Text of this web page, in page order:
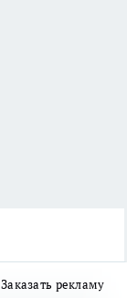
Заказать рекламу